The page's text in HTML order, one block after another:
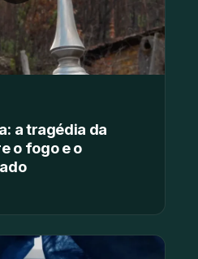
a tragédia da
o fogo e o